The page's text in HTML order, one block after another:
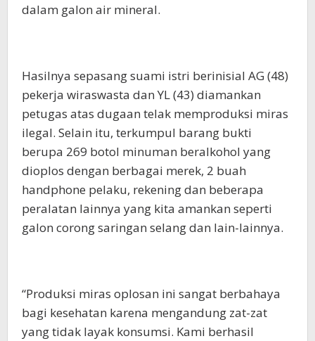
dalam galon air mineral.
Hasilnya sepasang suami istri berinisial AG (48)
pekerja wiraswasta dan YL (43) diamankan
petugas atas dugaan telak memproduksi miras
ilegal. Selain itu, terkumpul barang bukti
berupa 269 botol minuman beralkohol yang
dioplos dengan berbagai merek, 2 buah
handphone pelaku, rekening dan beberapa
peralatan lainnya yang kita amankan seperti
galon corong saringan selang dan lain-lainnya.
“Produksi miras oplosan ini sangat berbahaya
bagi kesehatan karena mengandung zat-zat
yang tidak layak konsumsi. Kami berhasil